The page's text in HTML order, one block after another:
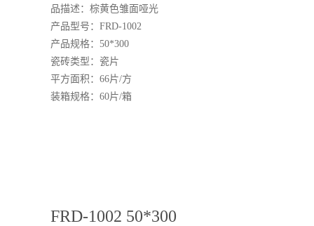
品描述：棕黄色雏面哑光
产品型号：FRD-1002
产品规格： 50*300
瓷砖类型：瓷片
平方面积： 66片/方
装箱规格： 60片/箱
FRD-1002 50*300